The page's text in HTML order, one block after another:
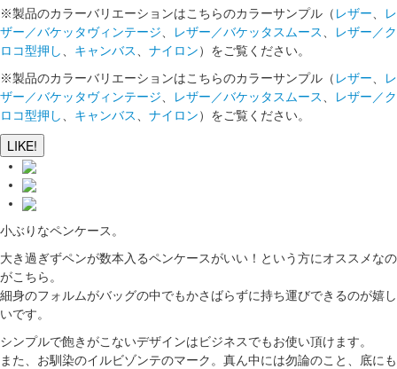
※製品のカラーバリエーションはこちらのカラーサンプル（ レザー
レ
ザー／バケッタヴィンテージ
レザー／バケッタスムース
レザー／ク
ロコ型押し
キャンバス ナイロン）をご覧ください。
※製品のカラーバリエーションはこちらのカラーサンプル（ レザー
レ
ザー／バケッタヴィンテージ
レザー／バケッタスムース
レザー／ク
ロコ型押し
キャンバス ナイロン）をご覧ください。
LIKE!
小ぶりなペンケース。
大き過ぎずペンが数本入るペンケースがいい！という方にオススメなの
がこちら。
細身のフォルムがバッグの中でもかさばらずに持ち運びできるのが嬉し
いです。
シンプルで飽きがこないデザインはビジネスでもお使い頂けます。
また、お馴染のイルビゾンテのマーク。真ん中には勿論のこと、底にも